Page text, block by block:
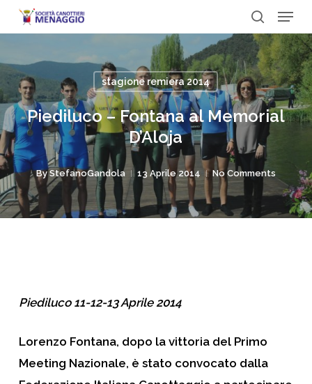
Skip
to
content
search
Menu
stagione remiera 2014
Piediluco – Fontana al Memorial
D’Aloja
By StefanoGandola 13 Aprile 2014 No Comments
Piediluco 11-12-13 Aprile 2014
Lorenzo Fontana, dopo la vittoria del Primo
Meeting Nazionale, è stato convocato dalla
Close
Menu